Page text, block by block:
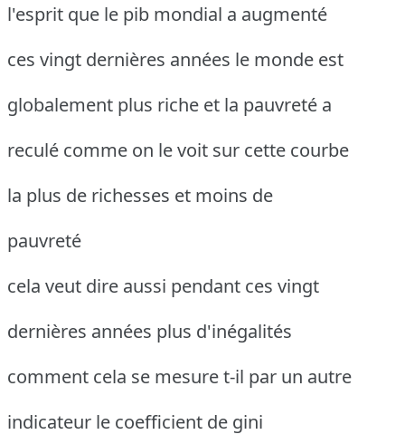
l'esprit que le pib mondial a augmenté
ces vingt dernières années le monde est
globalement plus riche et la pauvreté a
reculé comme on le voit sur cette courbe
la plus de richesses et moins de
pauvreté
cela veut dire aussi pendant ces vingt
dernières années plus d'inégalités
comment cela se mesure t-il par un autre
indicateur le coefficient de gini